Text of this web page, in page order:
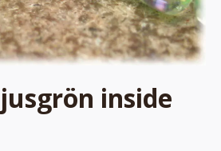
inside